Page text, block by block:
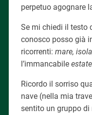
perpetuo agognare
Se mi chiedi il testo
conosco posso già
ricorrenti: mare,
l’immancabile
Ricordo il sorriso
nave (nella mia
sentito un gruppo